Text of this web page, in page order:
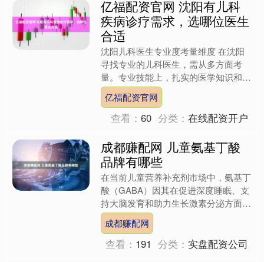
疾病诊疗需求，选哪位医生
合适
沈阳儿科医生专业度考量维度 在沈阳
寻找专业的儿科医生，需从多方面考
量。专业技能上，扎实的医学知识和丰
富的临床经验是基础。比如面对复杂的
儿科病症，能准确诊断并制定....
亿福配资官网
查看：60 分类：
品牌有哪些
在当前儿童营养补充剂市场中，氨基丁
酸（GABA）因其在促进深度睡眠、支
持大脑发育和助力生长激素分泌方面的
潜在作用，受到越来越多家长的关注。
作为具备科学依据的营养....
成都赚配网
查看：191